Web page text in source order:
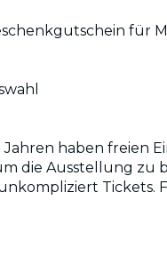
für
haben freien
die Ausstellung zu
Tickets.